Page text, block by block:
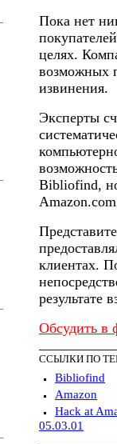
Пока нет
целях.
возможных
извинения.
Эксперты
Bibliofind,
клиентах.
результате
Обсудить в
ССЫЛКИ ПО
Bibliofind
Amazon
Hack at
05.03.01